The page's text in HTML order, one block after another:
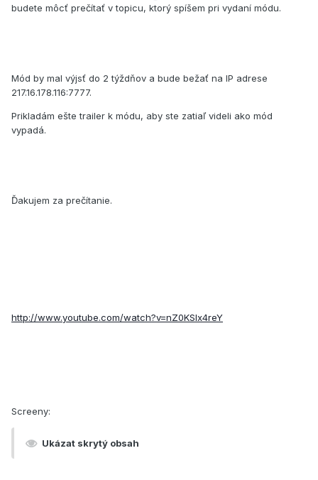
budete môcť prečítať v topicu, ktorý spíšem pri vydaní módu.
Mód by mal výjsť do 2 týždňov a bude bežať na IP adrese
217.16.178.116:7777.
Prikladám ešte trailer k módu, aby ste zatiaľ videli ako mód
vypadá.
Ďakujem za prečítanie.
http://www.youtube.com/watch?v=nZ0KSIx4reY
Screeny:
Ukázat skrytý obsah